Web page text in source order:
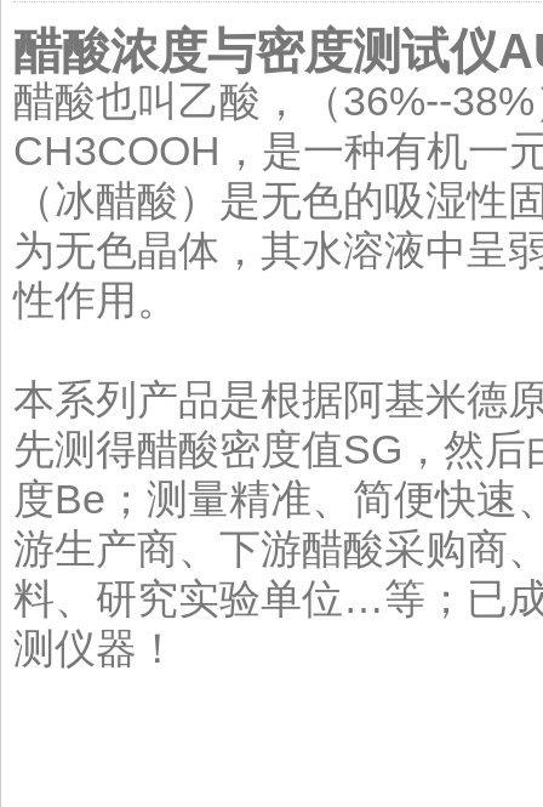
醋酸浓度与密度测试仪
醋酸也叫乙酸，（36%--
CH3COOH，是一种有机一
（冰醋酸）是无色的吸湿
为无色晶体，其水溶液中呈
性作用。
本系列产品是根据阿基米德
先测得醋酸密度值SG，然
度Be；测量精准、简便快速
游生产商、下游醋酸采购商
料、研究实验单位…等；已
测仪器！